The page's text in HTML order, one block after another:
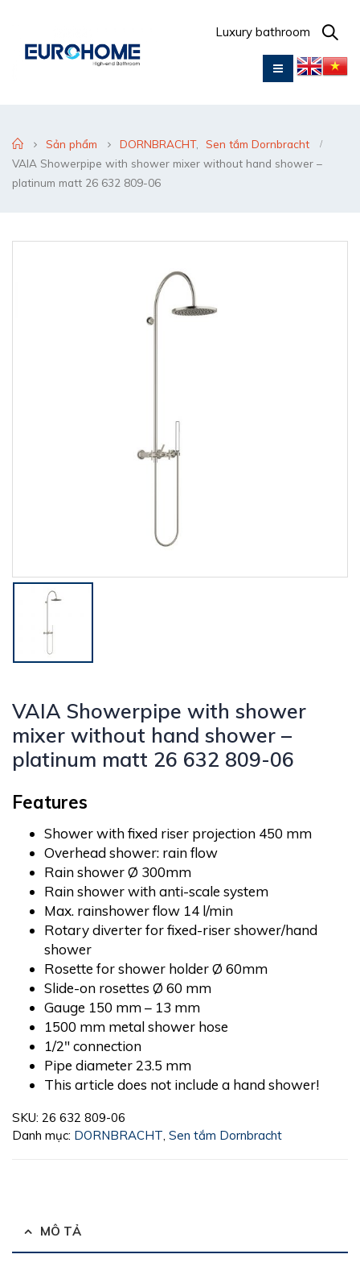
Luxury bathroom
Sản phẩm DORNBRACHT,
Sen tắm Dornbracht
VAIA Showerpipe with shower mixer without hand shower –
platinum matt 26 632 809-06
VAIA Showerpipe with shower
mixer without hand shower –
platinum matt 26 632 809-06
Features
Shower with fixed riser projection 450 mm
Overhead shower: rain flow
Rain shower Ø 300mm
Rain shower with anti-scale system
Max. rainshower flow 14 l/min
Rotary diverter for fixed-riser shower/hand
shower
Rosette for shower holder Ø 60mm
Slide-on rosettes Ø 60 mm
Gauge 150 mm – 13 mm
1500 mm metal shower hose
1/2″ connection
Pipe diameter 23.5 mm
This article does not include a hand shower!
SKU: 26 632 809-06
Danh mục: DORNBRACHT Sen tắm Dornbracht
MÔ TẢ